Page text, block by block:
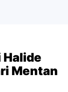
Mentan